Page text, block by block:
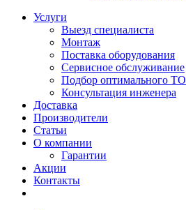
Услуги
Выезд специалиста
Монтаж
Поставка оборудования
Сервисное обслуживание
Подбор оптимального ТО
Консультация инженера
Доставка
Производители
Статьи
О компании
Гарантии
Акции
Контакты